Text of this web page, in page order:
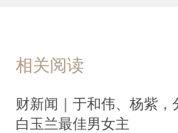
巴基斯坦准军事部队遭恐袭
塞尔维亚总统武契奇表示将
日本本州东部附近海域发生
相关阅读
财新闻｜于和伟、杨紫，
白玉兰最佳男女主